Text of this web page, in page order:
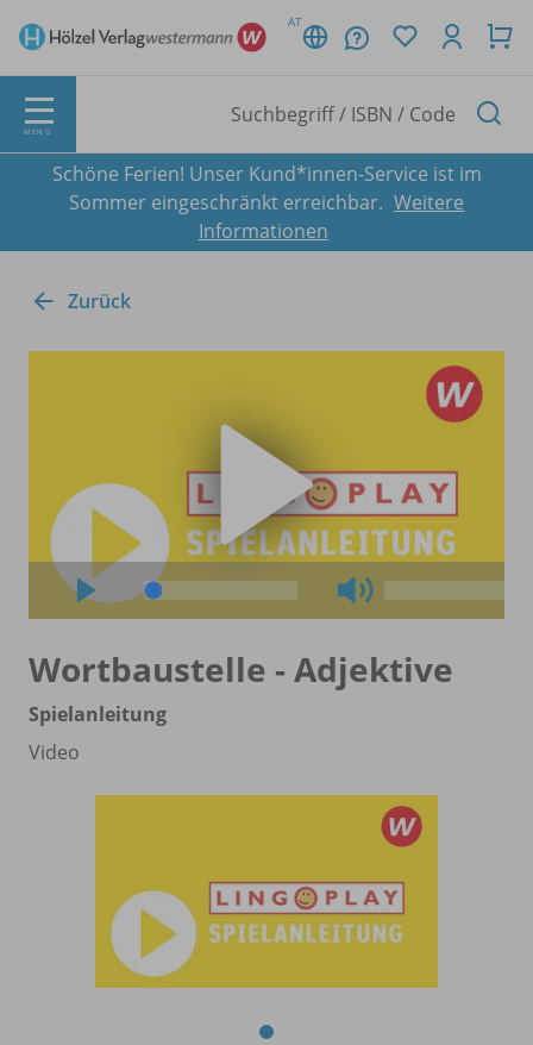
AT
MENÜ
Schöne Ferien! Unser Kund*innen-Service ist im
Sommer eingeschränkt erreichbar. Weitere
Informationen
Zurück
Wortbaustelle - Adjektive
Spielanleitung
Video